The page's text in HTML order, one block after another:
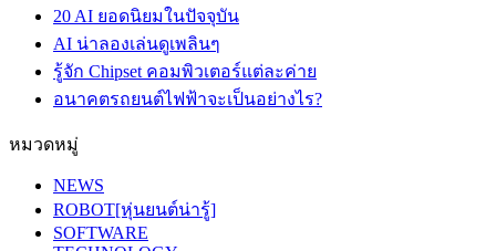
20 AI ยอดนิยมในปัจจุบัน
AI น่าลองเล่นดูเพลินๆ
รู้จัก Chipset คอมพิวเตอร์แต่ละค่าย
อนาคตรถยนต์ไฟฟ้าจะเป็นอย่างไร?
หมวดหมู่
NEWS
ROBOT[หุ่นยนต์น่ารู้]
SOFTWARE